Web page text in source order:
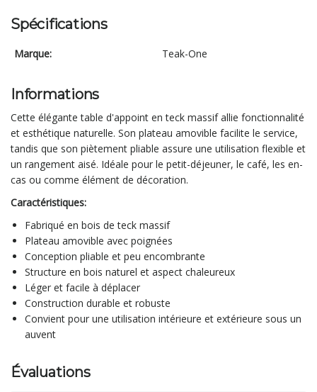
Spécifications
Marque: Teak-One
Informations
Cette élégante table d'appoint en teck massif allie fonctionnalité
et esthétique naturelle. Son plateau amovible facilite le service,
tandis que son piètement pliable assure une utilisation flexible et
un rangement aisé. Idéale pour le petit-déjeuner, le café, les en-
cas ou comme élément de décoration.
Caractéristiques:
Fabriqué en bois de teck massif
Plateau amovible avec poignées
Conception pliable et peu encombrante
Structure en bois naturel et aspect chaleureux
Léger et facile à déplacer
Construction durable et robuste
Convient pour une utilisation intérieure et extérieure sous un
auvent
Évaluations